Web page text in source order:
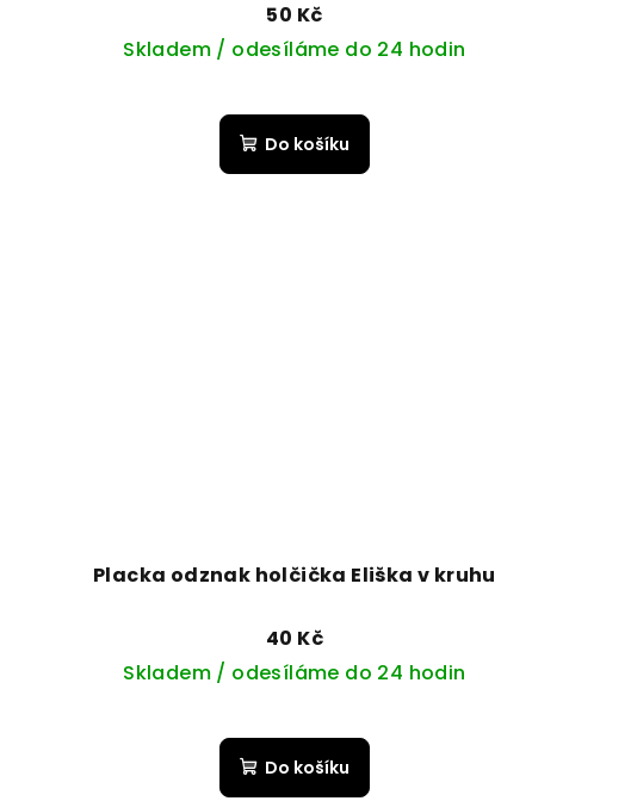
50 Kč
Skladem / odesíláme do 24 hodin
Do košíku
Placka odznak holčička Eliška v kruhu
40 Kč
Skladem / odesíláme do 24 hodin
Do košíku